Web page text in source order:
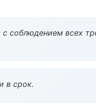
соблюдением всех
в срок.